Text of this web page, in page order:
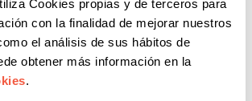
Cookies propias y de terceros para
con la finalidad de mejorar nuestros
el análisis de sus hábitos de
obtener más información en la
.
en materia de adecuación
convencidos de que el
esta cooperación aportará las
y garantías de